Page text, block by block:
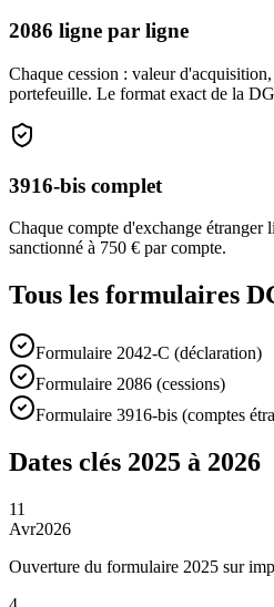
2086 ligne par ligne
Chaque cession : valeur
portefeuille. Le format exact de la
3916-bis complet
Chaque compte d'exchange étranger
sanctionné à 750 € par compte.
Tous les formulaires
Formulaire 2042-C (déclaration)
Formulaire 2086 (cessions)
Formulaire 3916-bis (comptes
Dates clés 2025 à 2026
11
Avr2026
Ouverture du formulaire 2025 sur